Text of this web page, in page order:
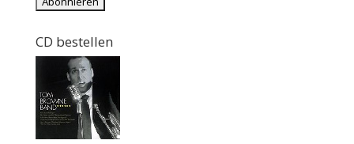
CD bestellen